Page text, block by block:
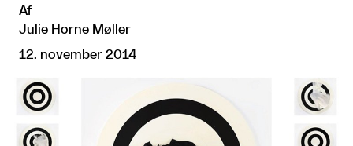
Af
Julie Horne Møller
12. november 2014